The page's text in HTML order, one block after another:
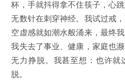
杯，手就抖得拿不住筷子，心
无数针在刺穿神经。我试过戒
空虚感就如潮水般涌来，最终
我失去了事业、健康，家庭也
无力挣脱。我甚至想：也许就
脱。